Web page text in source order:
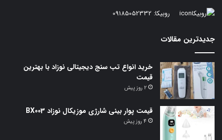
روبیکا: 09185052332
جدیدترین مقالات
خرید انواع تب سنج دیجیتالی نوزاد با بهترین
قیمت
2 روز پیش
قیمت پوار بینی شارژی موزیکال نوزاد BX003
4 روز پیش